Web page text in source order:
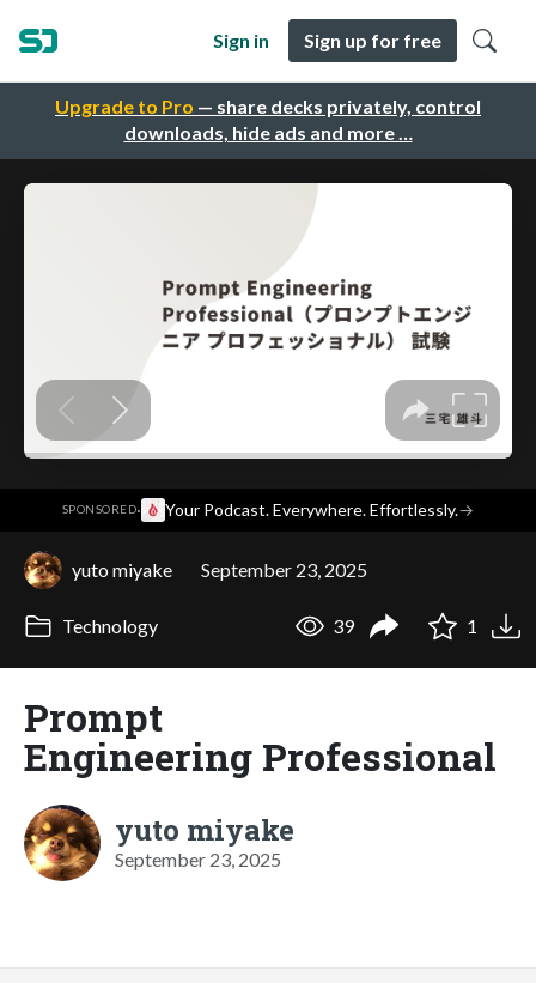
Upgrade to Pro — share decks privately, control
downloads, hide ads and more …
Sign in Sign up for free
SPONSORED· Your Podcast. Everywhere. Effortlessly.→
yuto miyake September 23, 2025
Technology 39 1
Prompt
Engineering Professional
yuto miyake
September 23, 2025